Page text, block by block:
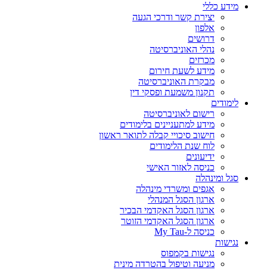
מידע כללי
יצירת קשר ודרכי הגעה
אלפון
דרושים
נהלי האוניברסיטה
מכרזים
מידע לשעת חירום
מבקרת האוניברסיטה
תקנון משמעת ופסקי דין
לימודים
רישום לאוניברסיטה
מידע למתעניינים בלימודים
חישוב סיכויי קבלה לתואר ראשון
לוח שנת הלימודים
ידיעונים
כניסה לאזור האישי
סגל ומינהלה
אגפים ומשרדי מינהלה
ארגון הסגל המנהלי
ארגון הסגל האקדמי הבכיר
ארגון הסגל האקדמי הזוטר
כניסה ל-My Tau
נגישות
נגישות בקמפוס
מניעה וטיפול בהטרדה מינית